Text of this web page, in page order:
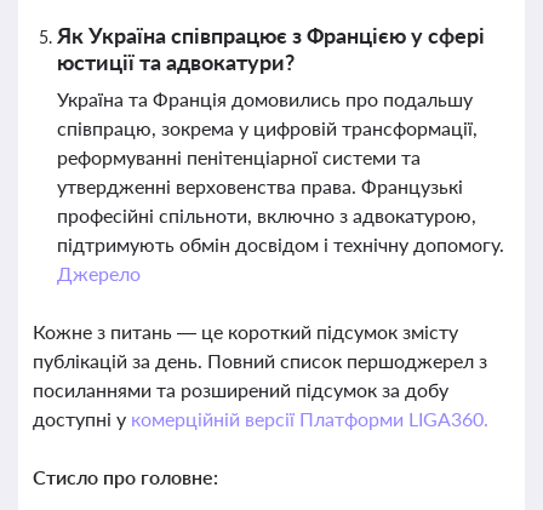
Як Україна співпрацює з Францією у сфері
юстиції та адвокатури?
Україна та Франція домовились про подальшу
співпрацю, зокрема у цифровій трансформації,
реформуванні пенітенціарної системи та
утвердженні верховенства права. Французькі
професійні спільноти, включно з адвокатурою,
підтримують обмін досвідом і технічну допомогу.
Джерело
Кожне з питань — це короткий підсумок змісту
публікацій за день. Повний список першоджерел з
посиланнями та розширений підсумок за добу
доступні у комерційній версії Платформи LIGA360.
Стисло про головне: